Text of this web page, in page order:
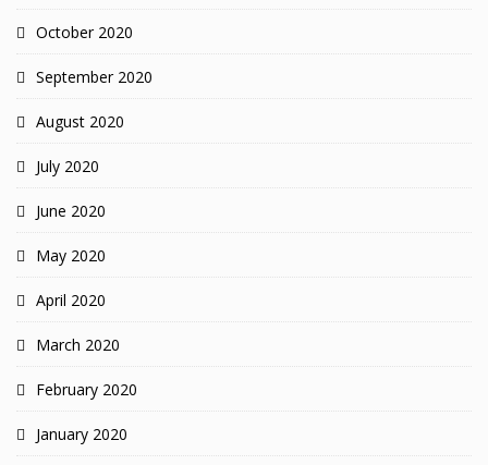
October 2020
September 2020
August 2020
July 2020
June 2020
May 2020
April 2020
March 2020
February 2020
January 2020